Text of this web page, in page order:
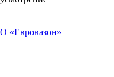
«Евровазон»